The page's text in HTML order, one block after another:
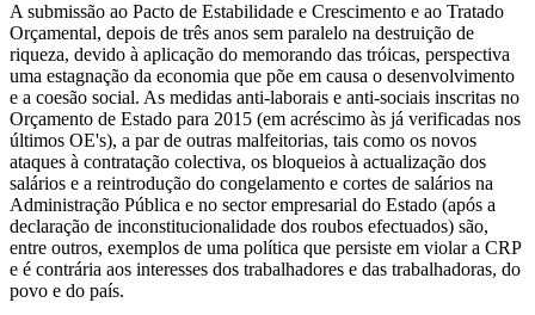
A submissão ao Pacto de Estabilidade e Crescimento e ao Tratado
Orçamental, depois de três anos sem paralelo na destruição de
riqueza, devido à aplicação do memorando das tróicas, perspectiva
uma estagnação da economia que põe em causa o desenvolvimento
e a coesão social. As medidas anti-laborais e anti-sociais inscritas no
Orçamento de Estado para 2015 (em acréscimo às já verificadas nos
últimos OE's), a par de outras malfeitorias, tais como os novos
ataques à contratação colectiva, os bloqueios à actualização dos
salários e a reintrodução do congelamento e cortes de salários na
Administração Pública e no sector empresarial do Estado (após a
declaração de inconstitucionalidade dos roubos efectuados) são,
entre outros, exemplos de uma política que persiste em violar a CRP
e é contrária aos interesses dos trabalhadores e das trabalhadoras, do
povo e do país.